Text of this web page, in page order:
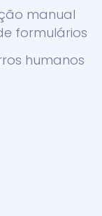
manual
formulários
humanos